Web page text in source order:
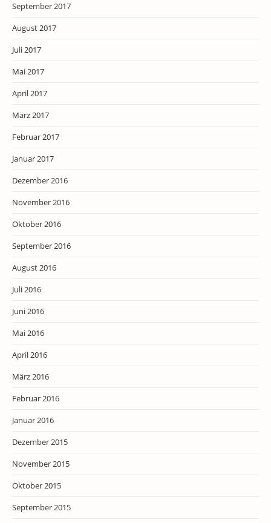
September 2017
August 2017
Juli 2017
Mai 2017
April 2017
März 2017
Februar 2017
Januar 2017
Dezember 2016
November 2016
Oktober 2016
September 2016
August 2016
Juli 2016
Juni 2016
Mai 2016
April 2016
März 2016
Februar 2016
Januar 2016
Dezember 2015
November 2015
Oktober 2015
September 2015